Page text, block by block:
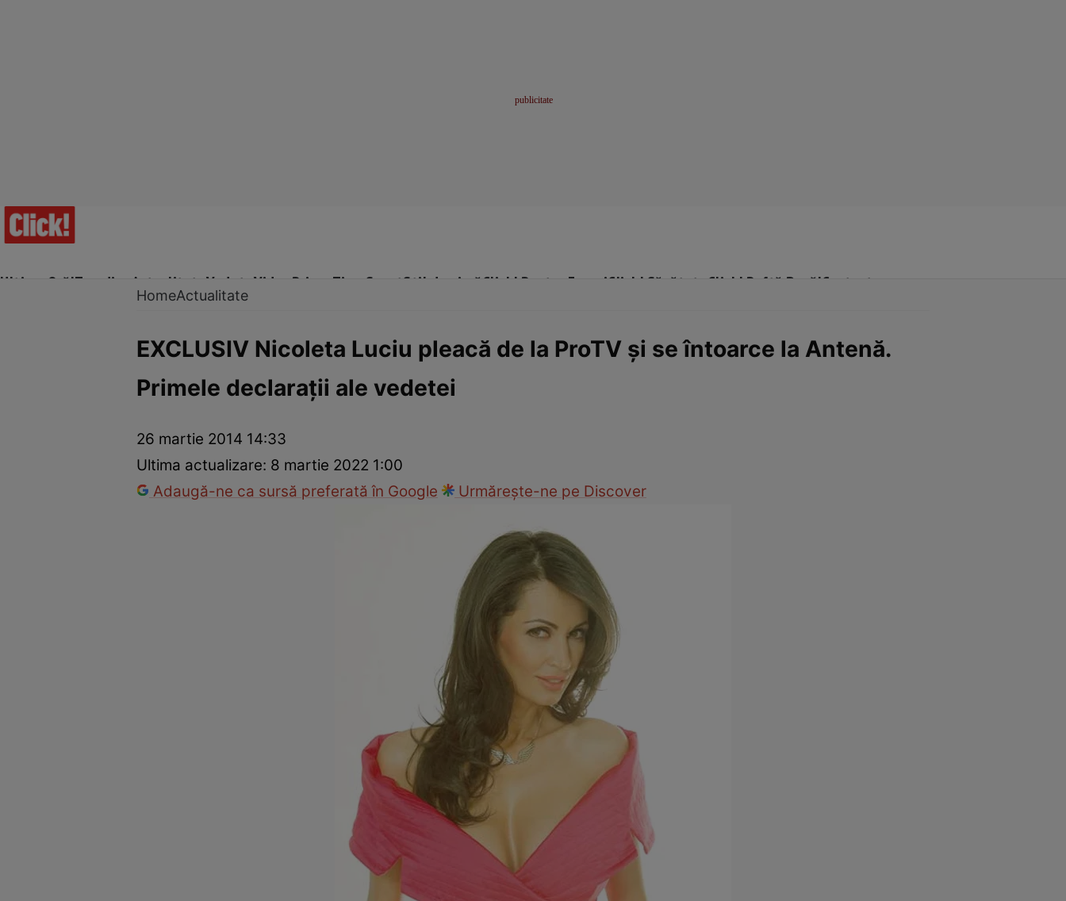
Ultima Oră!Trending Actualitate Vedete Video Prime Time SportStil de viațăClick! Pentru FemeiClick! Sănătate Click! Poftă Bună!Contact
InternaționalFapt divers TehnologieNaționalSport
HomeActualitate
EXCLUSIV Nicoleta Luciu pleacă de la ProTV şi se întoarce la Antenă.
Primele declaraţii ale vedetei
26 martie 2014 14:33
Ultima actualizare: 8 martie 2022 1:00
Adaugă-ne ca sursă preferată în Google
Urmărește-ne pe Discover